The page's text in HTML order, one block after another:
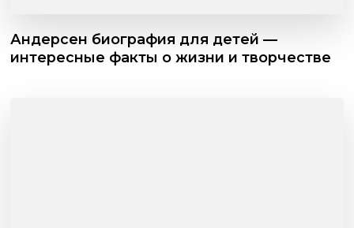
Андерсен биография для детей —
интересные факты о жизни и творчестве